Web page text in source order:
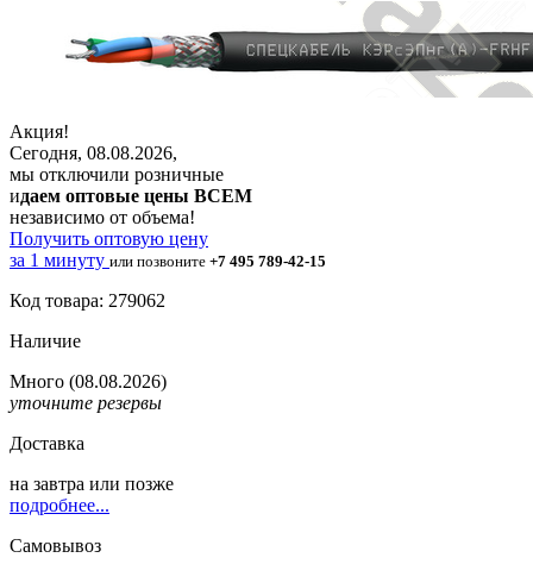
Акция!
Сегодня, 08.08.2026,
мы отключили розничные
идаем оптовые цены ВСЕМ
независимо от объема!
Получить оптовую цену
за 1 минуту или позвоните +7 495 789-42-15
Код товара: 279062
Наличие
Много (08.08.2026)
уточните резервы
Доставка
на завтра или позже
подробнее...
Самовывоз